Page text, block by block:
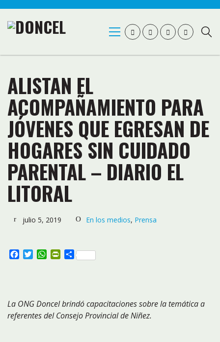
ALISTAN EL
ACOMPAÑAMIENTO PARA
JÓVENES QUE EGRESAN DE
HOGARES SIN CUIDADO
PARENTAL – DIARIO EL
LITORAL
julio 5, 2019 En los medios, Prensa
Facebook
TwitterWhatsApp
PrintFriendly
Compartir
La ONG Doncel brindó capacitaciones sobre la temática a
referentes del Consejo Provincial de Niñez.